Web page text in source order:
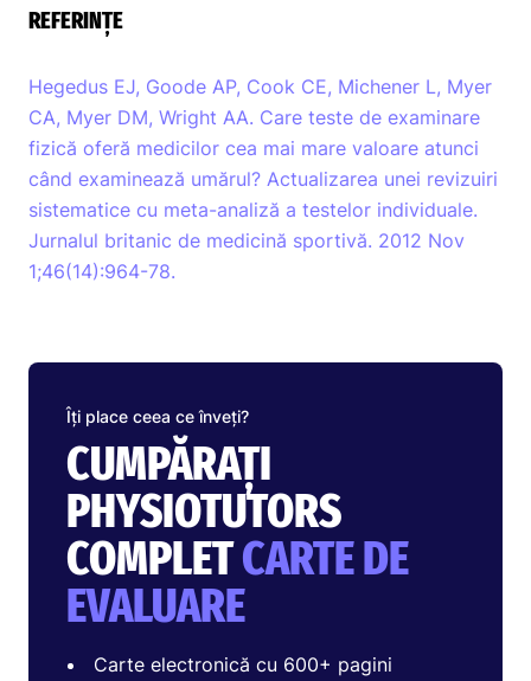
REFERINȚE
Hegedus EJ, Goode AP, Cook CE, Michener L, Myer
CA, Myer DM, Wright AA. Care teste de examinare
fizică oferă medicilor cea mai mare valoare atunci
când examinează umărul? Actualizarea unei revizuiri
sistematice cu meta-analiză a testelor individuale.
Jurnalul britanic de medicină sportivă. 2012 Nov
1;46(14):964-78.
Îți place ceea ce înveți?
CUMPĂRAȚI
PHYSIOTUTORS
COMPLETCARTE DE
EVALUARE
Carte electronică cu 600+ pagini